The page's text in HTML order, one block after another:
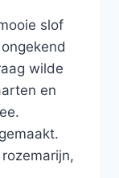
slof
wilde
en